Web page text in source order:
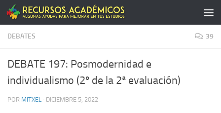
Saltar al contenido
DEBATES 39
DEBATE 197: Posmodernidad e
individualismo (2º de la 2ª evaluación)
POR MITXEL · DICIEMBRE 5, 2022